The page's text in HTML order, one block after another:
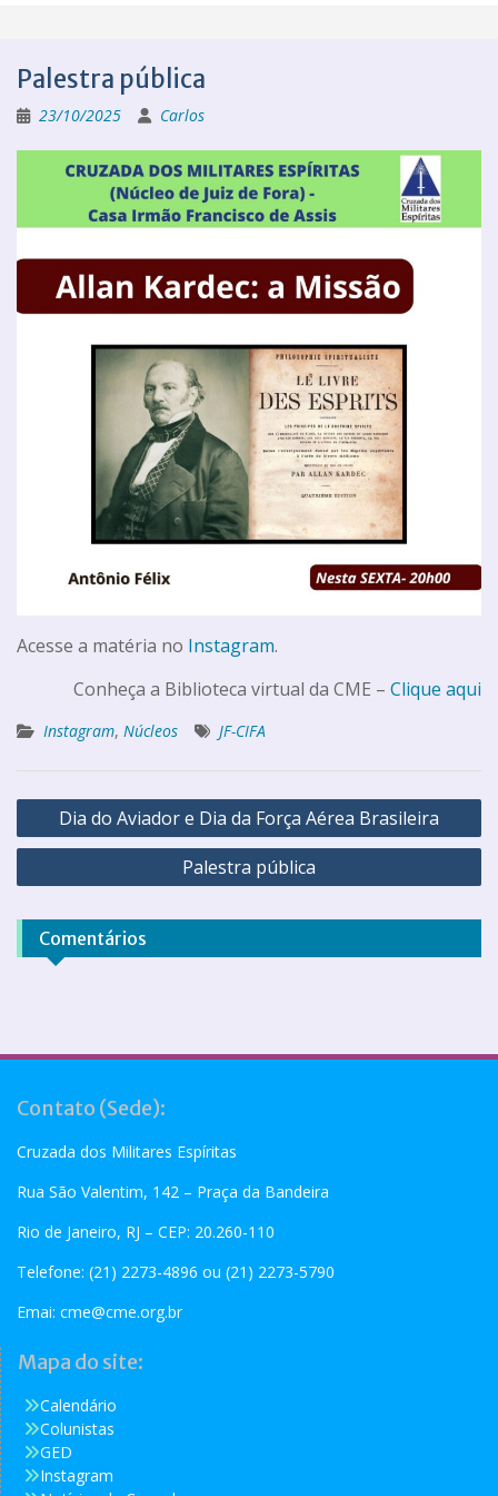
Palestra pública
23/10/2025 Carlos
Acesse a matéria no Instagram.
Conheça a Biblioteca virtual da CME – Clique aqui
Instagram, Núcleos JF-CIFA
Dia do Aviador e Dia da Força Aérea Brasileira
Palestra pública
Comentários
Contato (Sede):
Cruzada dos Militares Espíritas
Rua São Valentim, 142 – Praça da Bandeira
Rio de Janeiro, RJ – CEP: 20.260-110
Telefone: (21) 2273-4896 ou (21) 2273-5790
Emai: cme@cme.org.br
Mapa do site:
Calendário
Colunistas
GED
Instagram